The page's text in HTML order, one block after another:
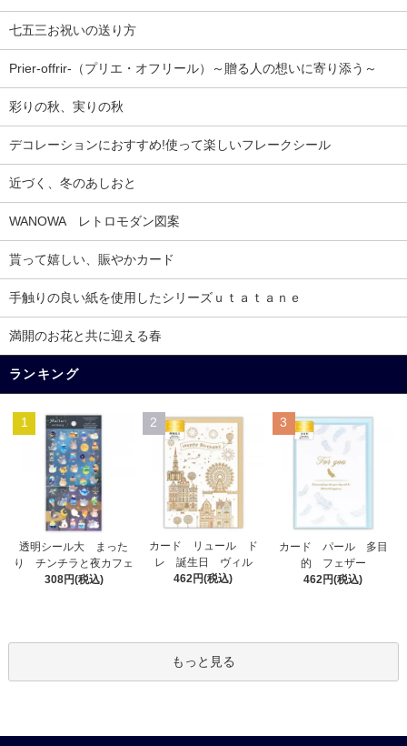
七五三お祝いの送り方
Prier-offrir-（プリエ・オフリール）～贈る人の想いに寄り添う～
彩りの秋、実りの秋
デコレーションにおすすめ!使って楽しいフレークシール
近づく、冬のあしおと
WANOWA レトロモダン図案
貰って嬉しい、賑やかカード
手触りの良い紙を使用したシリーズｕｔａｔａｎｅ
満開のお花と共に迎える春
ランキング
1
透明シール大 まった
り チンチラと夜カフェ
308円(税込)
2
カード リュール ド
レ 誕生日 ヴィル
462円(税込)
3
カード パール 多目
的 フェザー
462円(税込)
もっと見る